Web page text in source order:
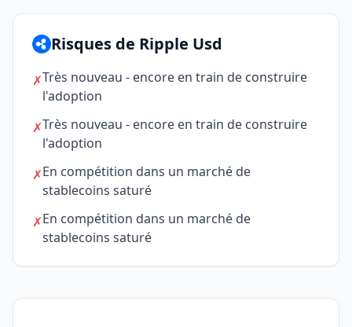
Risques de Ripple Usd
✗Très nouveau - encore en train de construire
l'adoption
✗Très nouveau - encore en train de construire
l'adoption
✗En compétition dans un marché de
stablecoins saturé
✗En compétition dans un marché de
stablecoins saturé